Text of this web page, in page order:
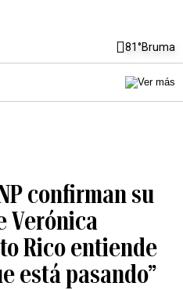
81°Bruma
confirman su
Verónica
Rico entiende
está pasando”